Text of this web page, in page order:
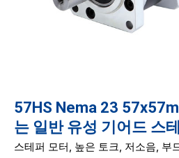
57HS Nema 23
는 일반 유성 기어드 스
스테퍼 모터, 높은 토크, 저소음, 부